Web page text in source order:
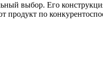
выбор. Его
продукт по